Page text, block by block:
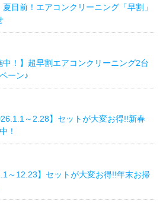
夏目前！エアコンクリーニング「早割」
中！】超早割エアコンクリーニング2台
ーン♪
～2.28】セットが大変お得!!新春
！
～12.23】セットが大変お得!!年末お掃